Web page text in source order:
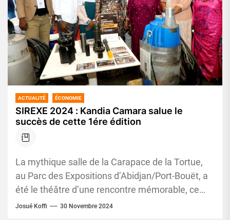
ACTUALITÉ ÉCONOMIE
SIREXE 2024 : Kandia Camara salue le
succès de cette 1ére édition
La mythique salle de la Carapace de la Tortue,
au Parc des Expositions d’Abidjan/Port-Bouët, a
été le théâtre d’une rencontre mémorable, ce
vendredi 29 novembre...
Josué Koffi 30 Novembre 2024